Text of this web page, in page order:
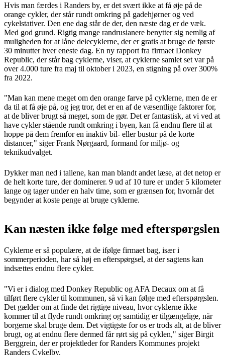
Hvis man færdes i Randers by, er det svært ikke at få øje på de
orange cykler, der står rundt omkring på gadehjørner og ved
cykelstativer. Den ene dag står de der, den næste dag er de væk.
Med god grund. Rigtig mange randrusianere benytter sig nemlig af
muligheden for at låne delecyklerne, der er gratis at bruge de første
30 minutter hver eneste dag. En ny rapport fra firmaet Donkey
Republic, der står bag cyklerne, viser, at cyklerne samlet set var på
over 4.000 ture fra maj til oktober i 2023, en stigning på over 300%
fra 2022.
"Man kan mene meget om den orange farve på cyklerne, men de er
da til at få øje på, og jeg tror, det er en af de væsentlige faktorer for,
at de bliver brugt så meget, som de gør. Det er fantastisk, at vi ved at
have cykler stående rundt omkring i byen, kan få endnu flere til at
hoppe på dem fremfor en inaktiv bil- eller bustur på de korte
distancer," siger Frank Nørgaard, formand for miljø- og
teknikudvalget.
Dykker man ned i tallene, kan man blandt andet læse, at det netop er
de helt korte ture, der dominerer. 9 ud af 10 ture er under 5 kilometer
lange og tager under en halv time, som er grænsen for, hvornår det
begynder at koste penge at bruge cyklerne.
Kan næsten ikke følge med efterspørgslen
Cyklerne er så populære, at de ifølge firmaet bag, især i
sommerperioden, har så høj en efterspørgsel, at der sagtens kan
indsættes endnu flere cykler.
"Vi er i dialog med Donkey Republic og AFA Decaux om at få
tilført flere cykler til kommunen, så vi kan følge med efterspørgslen.
Det gælder om at finde det rigtige niveau, hvor cyklerne ikke
kommer til at flyde rundt omkring og samtidig er tilgængelige, når
borgerne skal bruge dem. Det vigtigste for os er trods alt, at de bliver
brugt, og at endnu flere dermed får rørt sig på cyklen," siger Birgit
Berggrein, der er projektleder for Randers Kommunes projekt
Randers Cykelby.